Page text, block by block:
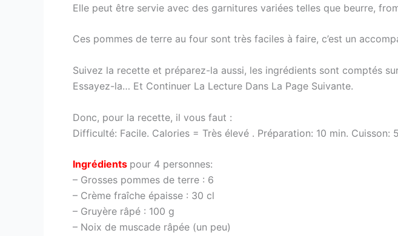
Elle peut être servie avec des garnitures variées telles que beurre,
Ces pommes de terre au four sont très faciles à faire, c’est un
Suivez la recette et préparez-la aussi, les ingrédients sont comptés
Essayez-la… Et Continuer La Lecture Dans La Page Suivante.
Donc, pour la recette, il vous faut :
Difficulté: Facile. Calories = Très élevé . Préparation: 10 min. Cuisson:
Ingrédients pour 4 personnes:
– Grosses pommes de terre : 6
– Crème fraîche épaisse : 30 cl
– Gruyère râpé : 100 g
– Noix de muscade râpée (un peu)